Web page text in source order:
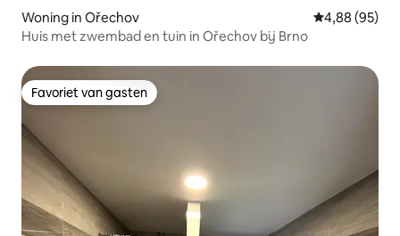
Woning in Ořechov Gemiddelde
4,88 (95)
Huis met zwembad en tuin in Ořechov bij Brno
Favoriet van gasten
Favoriet van gasten